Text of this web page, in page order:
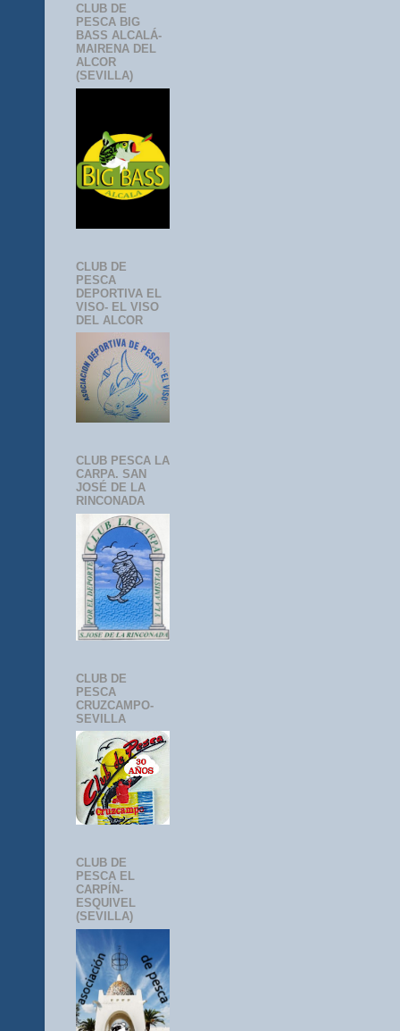
CLUB DE
PESCA BIG
BASS ALCALÁ-
MAIRENA DEL
ALCOR
(SEVILLA)
CLUB DE
PESCA
DEPORTIVA EL
VISO- EL VISO
DEL ALCOR
CLUB PESCA LA
CARPA. SAN
JOSÉ DE LA
RINCONADA
CLUB DE
PESCA
CRUZCAMPO-
SEVILLA
CLUB DE
PESCA EL
CARPÍN-
ESQUIVEL
(SEVILLA)